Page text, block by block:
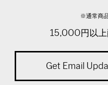
※通常商
15,000円以上
Get Email